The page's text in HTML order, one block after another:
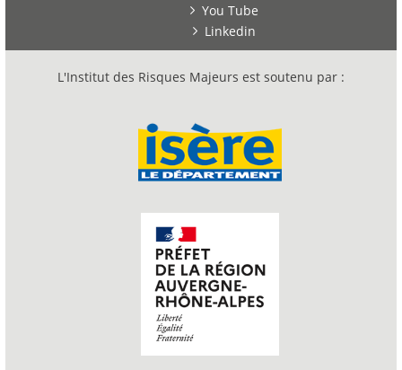
You Tube
Linkedin
L'Institut des Risques Majeurs est soutenu par :